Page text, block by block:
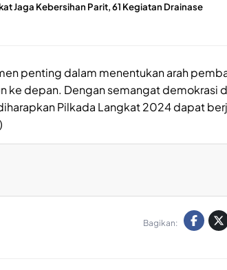
Jaga Kebersihan Parit, 61 Kegiatan Drainase
penting dalam menentukan arah
ke depan. Dengan semangat demokrasi
Pilkada Langkat 2024 dapat
Bagikan: